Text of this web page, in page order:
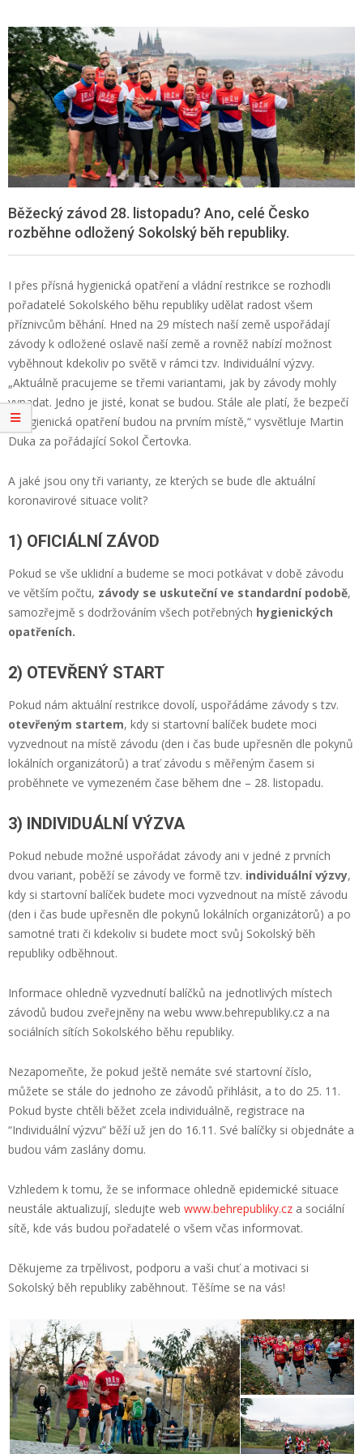
Běžecký závod 28. listopadu? Ano, celé Česko
rozběhne odložený Sokolský běh republiky.
I přes přísná hygienická opatření a vládní restrikce se rozhodli
pořadatelé Sokolského běhu republiky udělat radost všem
příznivcům běhání. Hned na 29 místech naší země uspořádají
závody k odložené oslavě naší země a rovněž nabízí možnost
vyběhnout kdekoliv po světě v rámci tzv. Individuální výzvy.
„Aktuálně pracujeme se třemi variantami, jak by závody mohly
vypadat. Jedno je jisté, konat se budou. Stále ale platí, že bezpečí
a hygienická opatření budou na prvním místě,“ vysvětluje Martin
Duka za pořádající Sokol Čertovka.
A jaké jsou ony tři varianty, ze kterých se bude dle aktuální
koronavirové situace volit?
1) OFICIÁLNÍ ZÁVOD
Pokud se vše uklidní a budeme se moci potkávat v době závodu
ve větším počtu, závody se uskuteční ve standardní podobě,
samozřejmě s dodržováním všech potřebných hygienických
opatřeních.
2) OTEVŘENÝ START
Pokud nám aktuální restrikce dovolí, uspořádáme závody s tzv.
otevřeným startem, kdy si startovní balíček budete moci
vyzvednout na místě závodu (den i čas bude upřesněn dle pokynů
lokálních organizátorů) a trať závodu s měřeným časem si
proběhnete ve vymezeném čase během dne – 28. listopadu.
3) INDIVIDUÁLNÍ VÝZVA
Pokud nebude možné uspořádat závody ani v jedné z prvních
dvou variant, poběží se závody ve formě tzv. individuální výzvy,
kdy si startovní balíček budete moci vyzvednout na místě závodu
(den i čas bude upřesněn dle pokynů lokálních organizátorů) a po
samotné trati či kdekoliv si budete moct svůj Sokolský běh
republiky odběhnout.
Informace ohledně vyzvednutí balíčků na jednotlivých místech
závodů budou zveřejněny na webu www.behrepubliky.cz a na
sociálních sítích Sokolského běhu republiky.
Nezapomeňte, že pokud ještě nemáte své startovní číslo,
můžete se stále do jednoho ze závodů přihlásit, a to do 25. 11.
Pokud byste chtěli běžet zcela individuálně, registrace na
“Individuální výzvu” běží už jen do 16.11. Své balíčky si objednáte a
budou vám zaslány domu.
Vzhledem k tomu, že se informace ohledně epidemické situace
neustále aktualizují, sledujte web www.behrepubliky.cz a sociální
sítě, kde vás budou pořadatelé o všem včas informovat.
Děkujeme za trpělivost, podporu a vaši chuť a motivaci si
Sokolský běh republiky zaběhnout. Těšíme se na vás!